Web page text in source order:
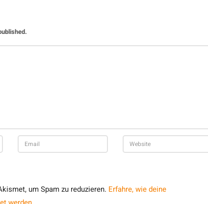
um Spam zu reduzieren. Erfahre, wie deine